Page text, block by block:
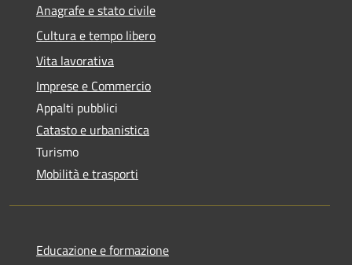
Anagrafe e stato civile
Cultura e tempo libero
Vita lavorativa
Imprese e Commercio
Appalti pubblici
Catasto e urbanistica
Turismo
Mobilità e trasporti
Educazione e formazione